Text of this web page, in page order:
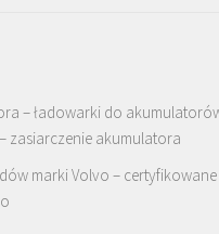
– ładowarki do
zasiarczenie akumulatora
marki Volvo – certyfikowane